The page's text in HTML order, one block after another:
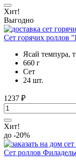
Хит!
Выгодно
Сет горячих роллов
Ясай темпура,
660 г
Cет
24 шт.
1237 ₽
Хит!
до -20%
Сет роллов